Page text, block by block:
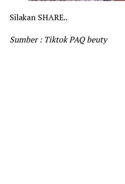
Silakan SHARE..
Sumber : Tiktok PAQ beuty